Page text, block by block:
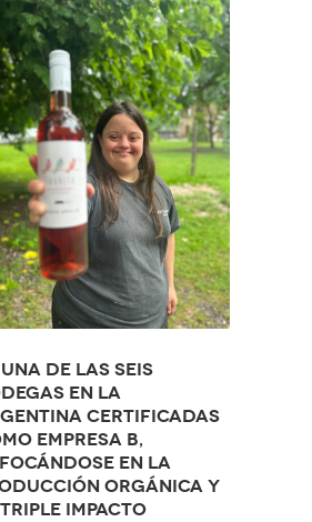
una de las seis
en la
certificadas
Empresa B,
en la
orgánica y
impacto